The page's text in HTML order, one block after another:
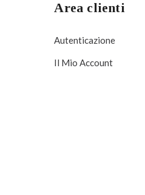
Area clienti
Autenticazione
Il Mio Account